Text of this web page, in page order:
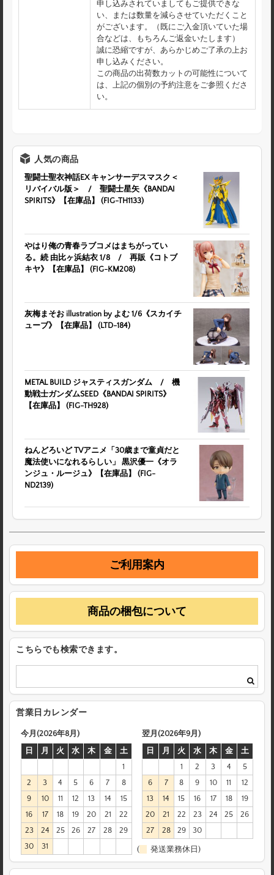
申し込みされていましてもご提供できな
い、または数量を減らさせていただくこと
がございます。（既にご入金頂いていた場
合などは、もちろんご返金いたします）
誠に恐縮ですが、あらかじめご了承の上お
申し込みください。
この商品の出荷数カットの可能性について
は、上記の個別の予約注意をご参照くださ
い。
人気の商品
聖闘士聖衣神話EX キャンサーデスマスク＜
リバイバル版＞ / 聖闘士星矢《BANDAI
SPIRITS》【在庫品】 (FIG-TH1133)
やはり俺の青春ラブコメはまちがってい
る。続 由比ヶ浜結衣 1/8 / 再販《コトブ
キヤ》【在庫品】 (FIG-KM208)
灰梅まそお illustration by よむ 1/6《スカイチ
ューブ》【在庫品】 (LTD-184)
METAL BUILD ジャスティスガンダム / 機
動戦士ガンダムSEED《BANDAI SPIRITS》
【在庫品】 (FIG-TH928)
ねんどろいど TVアニメ「30歳まで童貞だと
魔法使いになれるらしい」 黒沢優一《オラ
ンジュ・ルージュ》【在庫品】 (FIG-
ND2139)
ご利用案内
商品の梱包について
こちらでも検索できます。
営業日カレンダー
今月(2026年8月)
日
月 火 水 木 金
土
1
2
3 4 5 6 7
8
9
10 11 12 13 14
15
16
17 18 19 20 21
22
23
24 25 26 27 28
29
30
31
翌月(2026年9月)
日
月 火 水 木 金
土
1
2 3 4
5
6
7 8 9 10 11
12
13
14 15 16 17 18
19
20
21 22 23 24 25
26
27
28 29 30
( 発送業務休日)